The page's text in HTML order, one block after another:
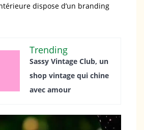
dispose d’un branding
Trending
Sassy Vintage Club, un
shop vintage qui chine
avec amour